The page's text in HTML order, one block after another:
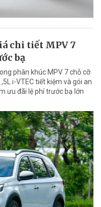
chi tiết MPV 7
bạ
phân khúc MPV 7 chỗ cỡ
i-VTEC tiết kiệm và gói an
ưu đãi lệ phí trước bạ lớn